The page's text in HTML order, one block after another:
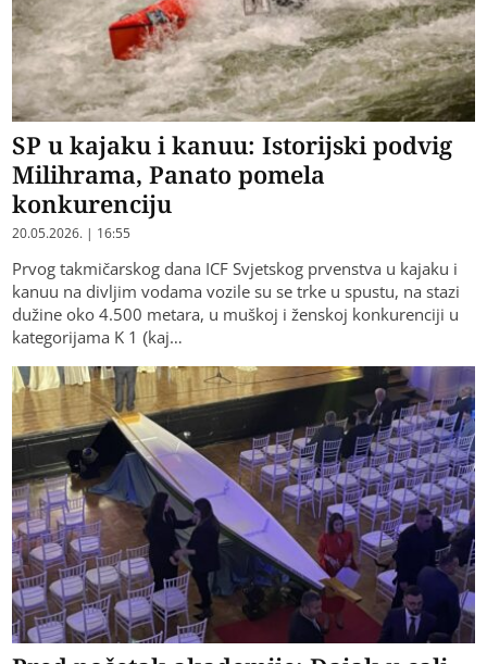
SP u kajaku i kanuu: Istorijski podvig
Milihrama, Panato pomela
konkurenciju
20.05.2026. | 16:55
Prvog takmičarskog dana ICF Svjetskog prvenstva u kajaku i
kanuu na divljim vodama vozile su se trke u spustu, na stazi
dužine oko 4.500 metara, u muškoj i ženskoj konkurenciji u
kategorijama K 1 (kaj…